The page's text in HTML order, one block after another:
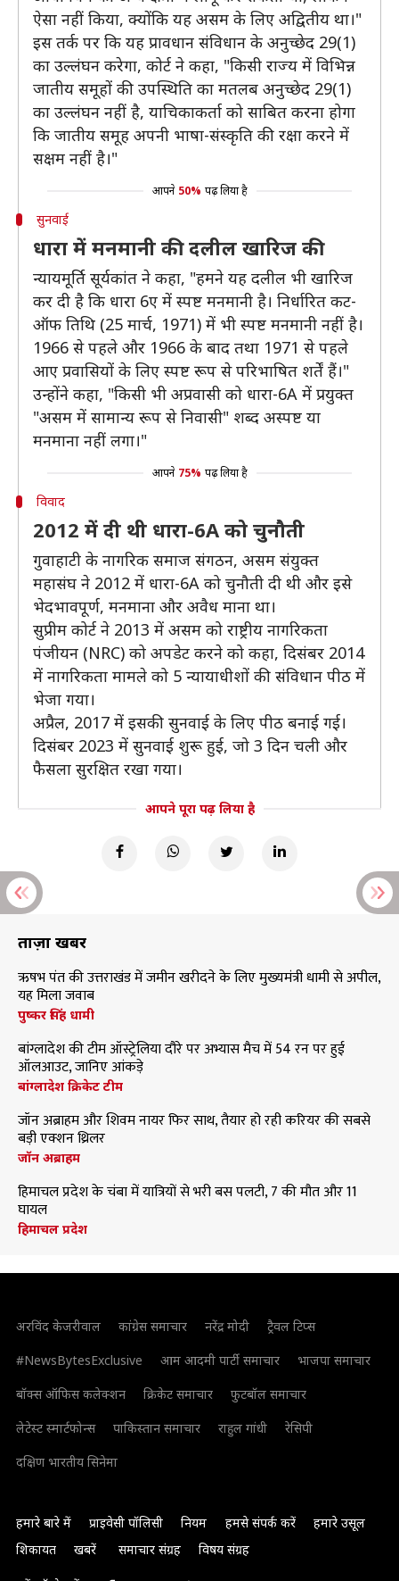
ऐसा नहीं किया, क्योंकि यह असम के लिए अद्वितीय था।"
इस तर्क पर कि यह प्रावधान संविधान के अनुच्छेद 29(1)
का उल्लंघन करेगा, कोर्ट ने कहा, "किसी राज्य में विभिन्न
जातीय समूहों की उपस्थिति का मतलब अनुच्छेद 29(1)
का उल्लंघन नहीं है, याचिकाकर्ता को साबित करना होगा
कि जातीय समूह अपनी भाषा-संस्कृति की रक्षा करने में
सक्षम नहीं है।"
आपने 50% पढ़ लिया है
सुनवाई
धारा में मनमानी की दलील खारिज की
न्यायमूर्ति सूर्यकांत ने कहा, "हमने यह दलील भी खारिज
कर दी है कि धारा 6ए में स्पष्ट मनमानी है। निर्धारित कट-
ऑफ तिथि (25 मार्च, 1971) में भी स्पष्ट मनमानी नहीं है।
1966 से पहले और 1966 के बाद तथा 1971 से पहले
आए प्रवासियों के लिए स्पष्ट रूप से परिभाषित शर्तें हैं।"
उन्होंने कहा, "किसी भी अप्रवासी को धारा-6A में प्रयुक्त
"असम में सामान्य रूप से निवासी" शब्द अस्पष्ट या
मनमाना नहीं लगा।"
आपने 75% पढ़ लिया है
विवाद
2012 में दी थी धारा-6A को चुनौती
गुवाहाटी के नागरिक समाज संगठन, असम संयुक्त
महासंघ ने 2012 में धारा-6A को चुनौती दी थी और इसे
भेदभावपूर्ण, मनमाना और अवैध माना था।
सुप्रीम कोर्ट ने 2013 में असम को राष्ट्रीय नागरिकता
पंजीयन (NRC) को अपडेट करने को कहा, दिसंबर 2014
में नागरिकता मामले को 5 न्यायाधीशों की संविधान पीठ में
भेजा गया।
अप्रैल, 2017 में इसकी सुनवाई के लिए पीठ बनाई गई।
दिसंबर 2023 में सुनवाई शुरू हुई, जो 3 दिन चली और
फैसला सुरक्षित रखा गया।
आपने पूरा पढ़ लिया है
ताज़ा खबरें
ऋषभ पंत की उत्तराखंड में जमीन खरीदने के लिए मुख्यमंत्री धामी से अपील,
यह मिला जवाब
पुष्कर सिंह धामी
बांग्लादेश की टीम ऑस्ट्रेलिया दौरे पर अभ्यास मैच में 54 रन पर हुई
ऑलआउट, जानिए आंकड़े
बांग्लादेश क्रिकेट टीम
जॉन अब्राहम और शिवम नायर फिर साथ, तैयार हो रही करियर की सबसे
बड़ी एक्शन थ्रिलर
जॉन अब्राहम
हिमाचल प्रदेश के चंबा में यात्रियों से भरी बस पलटी, 7 की मौत और 11
घायल
हिमाचल प्रदेश
अरविंद केजरीवाल कांग्रेस समाचार नरेंद्र मोदी
ट्रैवल टिप्स
#NewsBytesExclusive
आम आदमी पार्टी समाचार
भाजपा समाचार
बॉक्स ऑफिस कलेक्शन
क्रिकेट समाचार
फुटबॉल समाचार
लेटेस्ट स्मार्टफोन्स
पाकिस्तान समाचार राहुल गांधी
रेसिपी
दक्षिण भारतीय सिनेमा
हमारे बारे में प्राइवेसी पॉलिसी नियम हमसे संपर्क करें
हमारे उसूल
शिकायत
खबरें समाचार संग्रह विषय संग्रह